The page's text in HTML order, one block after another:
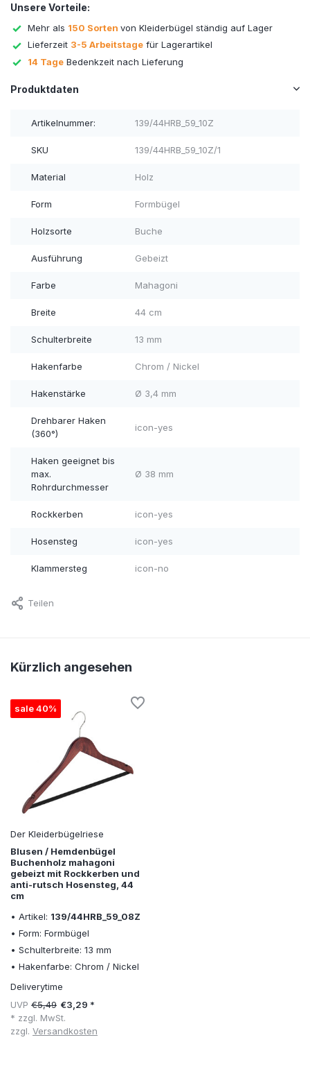
Unsere Vorteile:
Mehr als 150 Sorten von Kleiderbügel ständig auf Lager
Lieferzeit 3-5 Arbeitstage für Lagerartikel
14 Tage Bedenkzeit nach Lieferung
Produktdaten
Artikelnummer: 139/44HRB_59_10Z
SKU 139/44HRB_59_10Z/1
Material Holz
Form Formbügel
Holzsorte Buche
Ausführung Gebeizt
Farbe Mahagoni
Breite 44 cm
Schulterbreite 13 mm
Hakenfarbe Chrom / Nickel
Hakenstärke Ø 3,4 mm
Drehbarer Haken
(360°)
icon-yes
Haken geeignet bis
max.
Rohrdurchmesser
Ø 38 mm
Rockkerben icon-yes
Hosensteg icon-yes
Klammersteg icon-no
Teilen
Kürzlich angesehen
sale 40%
Der Kleiderbügelriese
Blusen / Hemdenbügel
Buchenholz mahagoni
gebeizt mit Rockkerben und
anti-rutsch Hosensteg, 44
cm
• Artikel: 139/44HRB_59_08Z
• Form: Formbügel
• Schulterbreite: 13 mm
• Hakenfarbe: Chrom / Nickel
Deliverytime
UVP €5,49 €3,29 *
* zzgl. MwSt.
zzgl. Versandkosten